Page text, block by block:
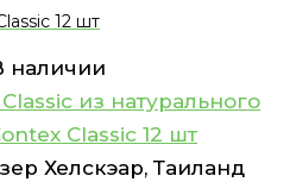
12 шт
наличии
из натурального
Classic 12 шт
Хелскэар, Таиланд